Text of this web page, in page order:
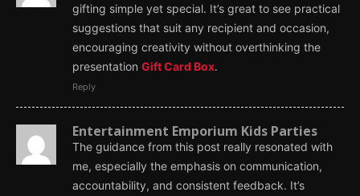
gifting simple yet special. It’s great to see practical
suggestions that suit any recipient and occasion,
encouraging creativity without overthinking the
presentation Gift Card Box.
Reply
Entertainment Emporium Kids Parties
The guidance from this post really resonated with
me, especially the emphasis on communication,
accountability, and consistent feedback. It’s